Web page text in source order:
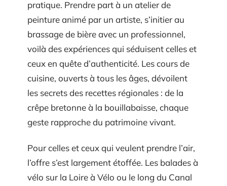
pratique. Prendre part à un atelier de
peinture animé par un artiste, s’initier au
brassage de bière avec un professionnel,
voilà des expériences qui séduisent celles et
ceux en quête d’authenticité. Les cours de
cuisine, ouverts à tous les âges, dévoilent
les secrets des recettes régionales : de la
crêpe bretonne à la bouillabaisse, chaque
geste rapproche du patrimoine vivant.
Pour celles et ceux qui veulent prendre l’air,
l’offre s’est largement étoffée. Les balades à
vélo sur la Loire à Vélo ou le long du Canal